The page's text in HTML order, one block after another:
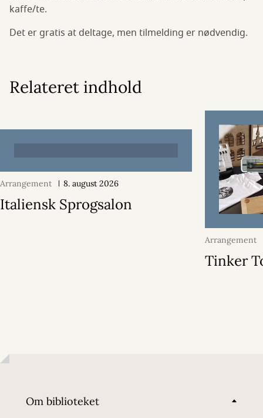
kaffe/te.
Det er gratis at deltage, men tilmelding er nødvendig.
Relateret indhold
Arrangement 8. august 2026
Italiensk Sprogsalon
Arrangement
2026
Tinker
Om biblioteket